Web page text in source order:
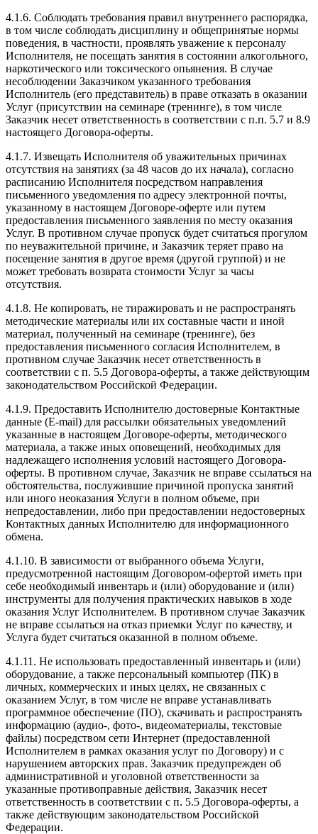
4.1.6. Соблюдать требования правил внутреннего распорядка,
в том числе соблюдать дисциплину и общепринятые нормы
поведения, в частности, проявлять уважение к персоналу
Исполнителя, не посещать занятия в состоянии алкогольного,
наркотического или токсического опьянения. В случае
несоблюдении Заказчиком указанного требования
Исполнитель (его представитель) в праве отказать в оказании
Услуг (присутствии на семинаре (тренинге), в том числе
Заказчик несет ответственность в соответствии с п.п. 5.7 и 8.9
настоящего Договора-оферты.
4.1.7. Извещать Исполнителя об уважительных причинах
отсутствия на занятиях (за 48 часов до их начала), согласно
расписанию Исполнителя посредством направления
письменного уведомления по адресу электронной почты,
указанному в настоящем Договоре-оферте или путем
предоставления письменного заявления по месту оказания
Услуг. В противном случае пропуск будет считаться прогулом
по неуважительной причине, и Заказчик теряет право на
посещение занятия в другое время (другой группой) и не
может требовать возврата стоимости Услуг за часы
отсутствия.
4.1.8. Не копировать, не тиражировать и не распространять
методические материалы или их составные части и иной
материал, полученный на семинаре (тренинге), без
предоставления письменного согласия Исполнителем, в
противном случае Заказчик несет ответственность в
соответствии с п. 5.5 Договора-оферты, а также действующим
законодательством Российской Федерации.
4.1.9. Предоставить Исполнителю достоверные Контактные
данные (E-mail) для рассылки обязательных уведомлений
указанные в настоящем Договоре-оферты, методического
материала, а также иных оповещений, необходимых для
надлежащего исполнения условий настоящего Договора-
оферты. В противном случае, Заказчик не вправе ссылаться на
обстоятельства, послужившие причиной пропуска занятий
или иного неоказания Услуги в полном объеме, при
непредоставлении, либо при предоставлении недостоверных
Контактных данных Исполнителю для информационного
обмена.
4.1.10. В зависимости от выбранного объема Услуги,
предусмотренной настоящим Договором-офертой иметь при
себе необходимый инвентарь и (или) оборудование и (или)
инструменты для получения практических навыков в ходе
оказания Услуг Исполнителем. В противном случае Заказчик
не вправе ссылаться на отказ приемки Услуг по качеству, и
Услуга будет считаться оказанной в полном объеме.
4.1.11. Не использовать предоставленный инвентарь и (или)
оборудование, а также персональный компьютер (ПК) в
личных, коммерческих и иных целях, не связанных с
оказанием Услуг, в том числе не вправе устанавливать
программное обеспечение (ПО), скачивать и распространять
информацию (аудио-, фото-, видеоматериалы, текстовые
файлы) посредством сети Интернет (предоставленной
Исполнителем в рамках оказания услуг по Договору) и с
нарушением авторских прав. Заказчик предупрежден об
административной и уголовной ответственности за
указанные противоправные действия, Заказчик несет
ответственность в соответствии с п. 5.5 Договора-оферты, а
также действующим законодательством Российской
Федерации.